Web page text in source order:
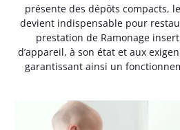
présente des dépôts compacts,
devient indispensable pour
prestation de Ramonage
d’appareil, à son état et aux
garantissant ainsi un